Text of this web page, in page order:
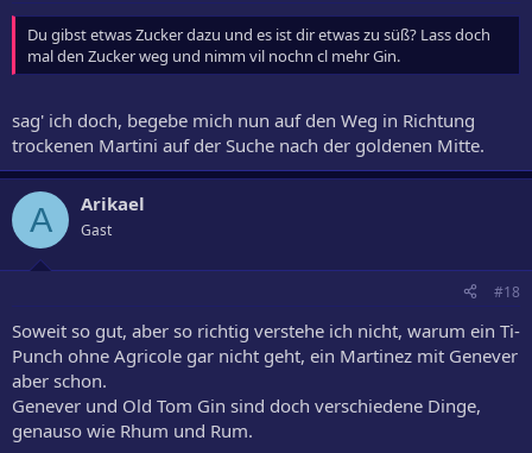
Du gibst etwas Zucker dazu und es ist dir etwas zu süß? Lass doch
mal den Zucker weg und nimm vil nochn cl mehr Gin.
sag' ich doch, begebe mich nun auf den Weg in Richtung
trockenen Martini auf der Suche nach der goldenen Mitte.
A Arikael
Gast
#18
Soweit so gut, aber so richtig verstehe ich nicht, warum ein Ti-
Punch ohne Agricole gar nicht geht, ein Martinez mit Genever
aber schon.
Genever und Old Tom Gin sind doch verschiedene Dinge,
genauso wie Rhum und Rum.